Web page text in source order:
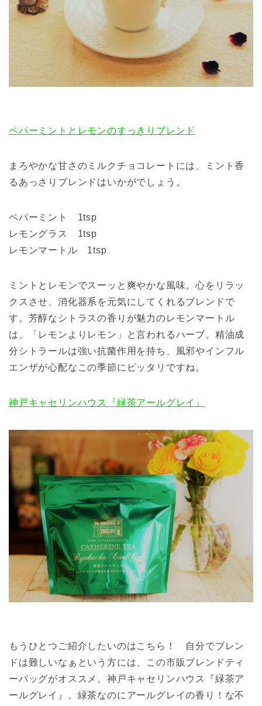
ペパーミントとレモンのすっきりブレンド
まろやかな甘さのミルクチョコレートには、ミント香
るあっさりブレンドはいかがでしょう。
ペパーミント 1tsp
レモングラス 1tsp
レモンマートル 1tsp
ミントとレモンでスーッと爽やかな風味。心をリラッ
クスさせ、消化器系を元気にしてくれるブレンドで
す。芳醇なシトラスの香りが魅力のレモンマートル
は、「レモンよりレモン」と言われるハーブ。精油成
分シトラールは強い抗菌作用を持ち、風邪やインフル
エンザが心配なこの季節にピッタリですね。
神戸キャセリンハウス『緑茶アールグレイ』
もうひとつご紹介したいのはこちら！ 自分でブレン
ドは難しいなぁという方には、この市販ブレンドティ
ーバッグがオススメ。神戸キャセリンハウス『緑茶ア
ールグレイ』。緑茶なのにアールグレイの香り！な不